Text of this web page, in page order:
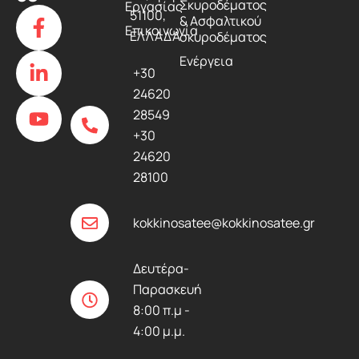
F
a
c
e
b
o
o
L
i
n
k
e
d
i
Y
o
u
t
u
b
e
51100,
ΕΛΛΑΔΑ
+30
24620
28549
+30
24620
28100
kokkinosatee@kokkinosatee.gr
Δευτέρα-
Παρασκευή
8:00 π.μ -
4:00 μ.μ.
Εργασίας
Επικοινωνία
Σκυροδέματος
& Ασφαλτικού
σκυροδέματος
Ενέργεια